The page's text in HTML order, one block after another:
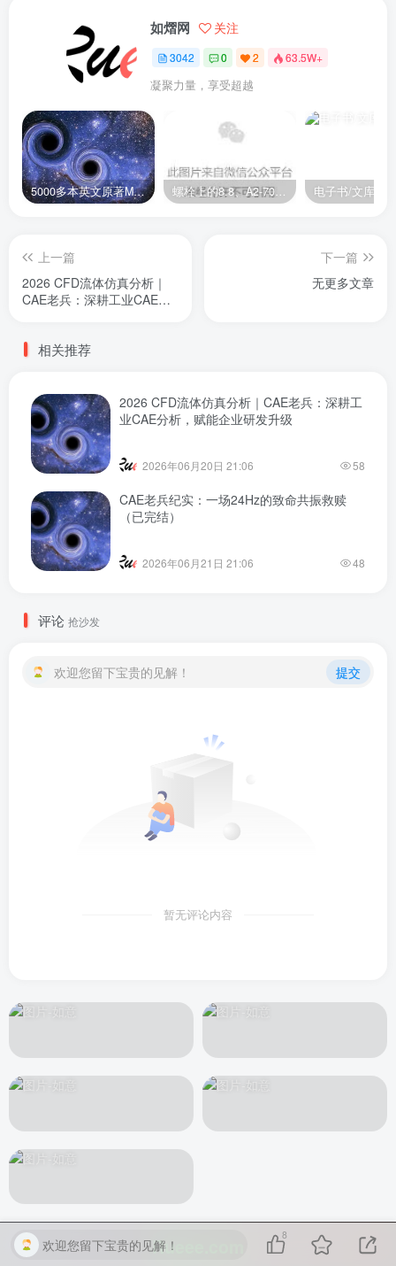
如熠网 关注
3042 0 2 63.5W+
凝聚力量，享受超越
5000多本英文原著MOBI+AZW3格式电子书百度云网盘打包下载 螺栓上的8.8、A2-70是什么意思？ 电子书/文库
上一篇
2026 CFD流体仿真分析｜
CAE老兵：深耕工业CAE分
下一篇
无更多文章
相关推荐
2026 CFD流体仿真分析｜CAE老兵：深耕工
业CAE分析，赋能企业研发升级
2026年06月20日 21:06 58
CAE老兵纪实：一场24Hz的致命共振救赎
（已完结）
2026年06月21日 21:06 48
评论 抢沙发
欢迎您留下宝贵的见解！ 提交
暂无评论内容
Rueee.com
欢迎您留下宝贵的见解！
8